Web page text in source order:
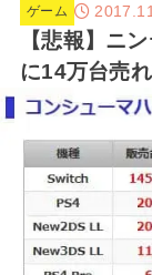
ゲーム
【悲報】ニ
に14万台売